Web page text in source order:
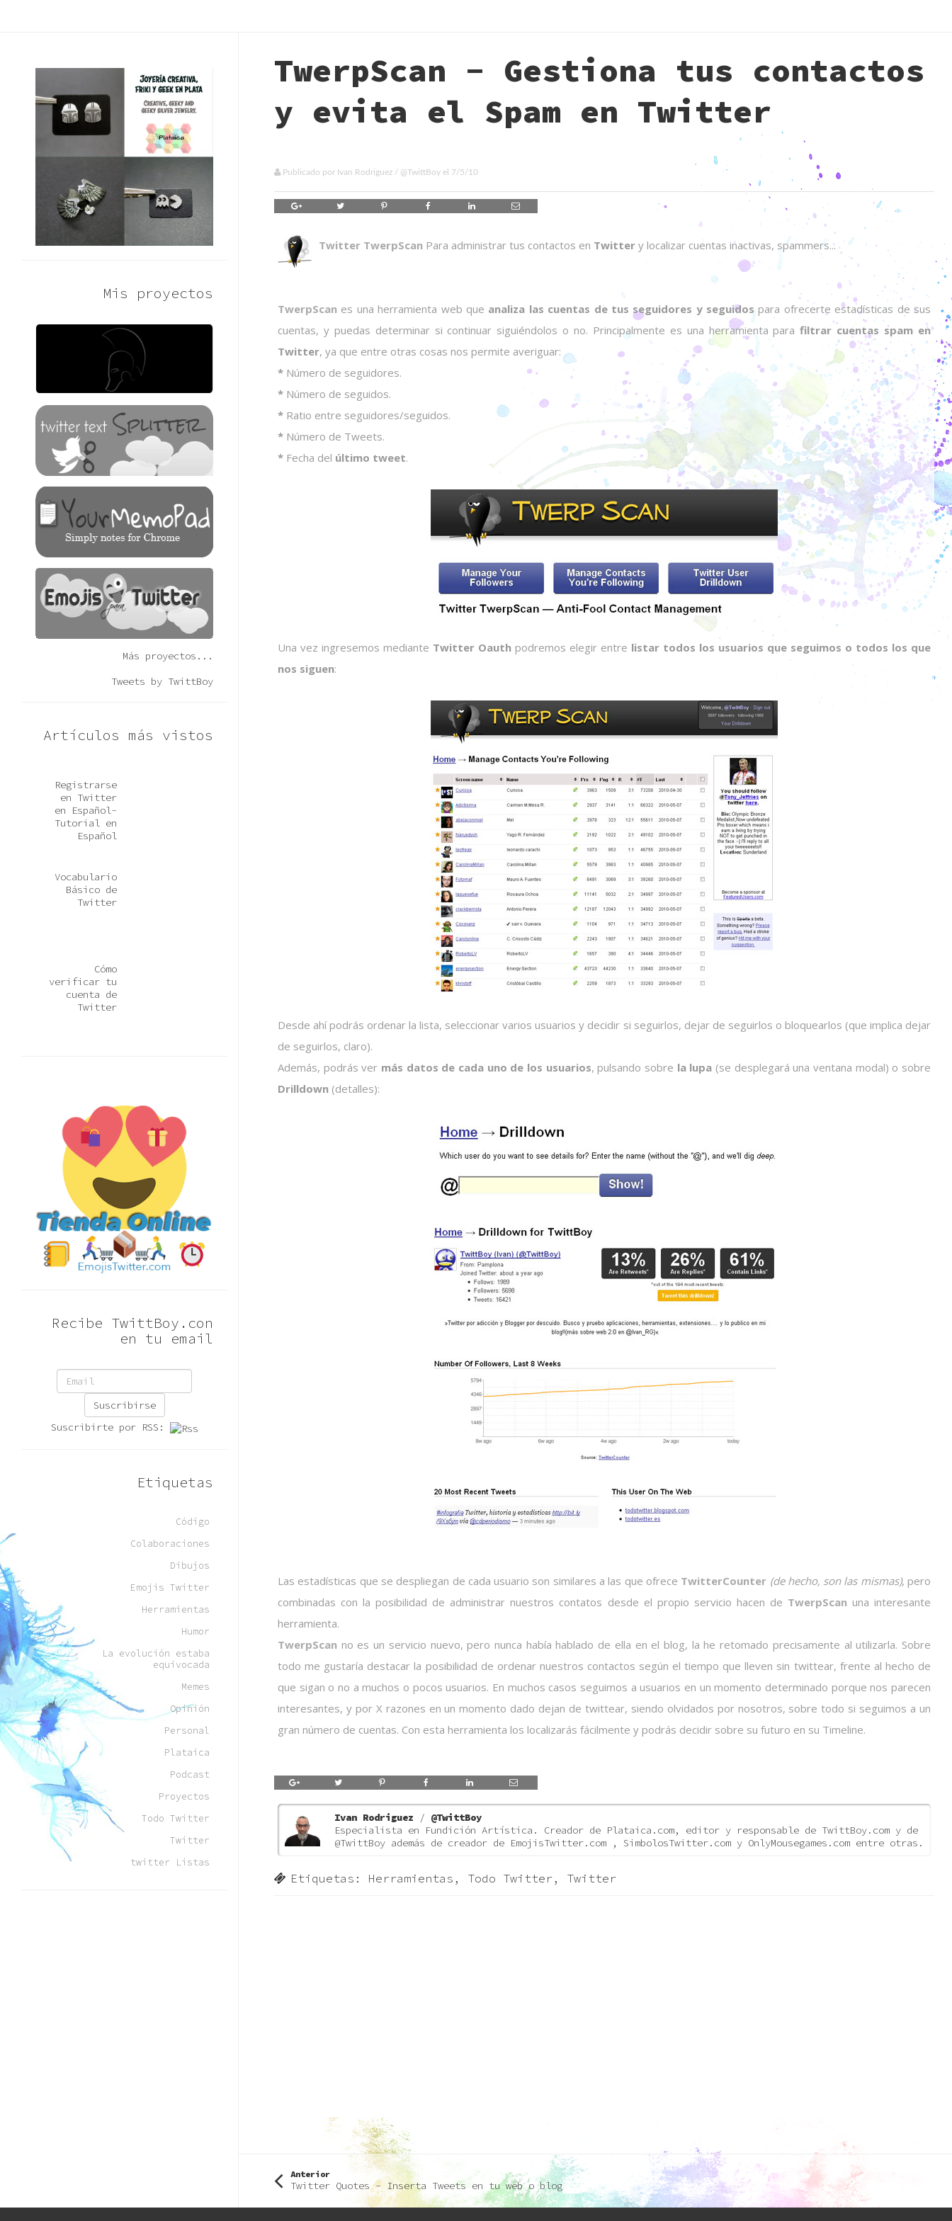
TwerpScan - Gestiona tus contactos
y evita el Spam en Twitter
Publicado por Ivan Rodriguez / @TwittBoy el 7/5/10
Twitter TwerpScan Para administrar tus contactos en Twitter y localizar cuentas inactivas, spammers...
TwerpScan es una herramienta web que analiza las cuentas de tus seguidores y seguidospara ofrecerte estadísticas de sus
cuentas, y puedas determinar si continuar siguiéndolos o no. Principalmente es una herramienta parafiltrar cuentas spam en
Twitter, ya que entre otras cosas nos permite averiguar:
* Número de seguidores.
* Número de seguidos.
* Ratio entre seguidores/seguidos.
* Número de Tweets.
* Fecha del último tweet.
Una vez ingresemos mediante Twitter Oauth podremos elegir entre listar todos los usuarios que seguimos o todos los que
nos siguen:
Desde ahí podrás ordenar la lista, seleccionar varios usuarios y decidir si seguirlos, dejar de seguirlos o bloquearlos (que implica dejar
de seguirlos, claro).
Además, podrás ver más datos de cada uno de los usuarios, pulsando sobre la lupa (se desplegará una ventana modal) o sobre
Drilldown (detalles):
Las estadísticas que se despliegan de cada usuario son similares a las que ofrece TwitterCounter (de hecho, son las mismas), pero
combinadas con la posibilidad de administrar nuestros contatos desde el propio servicio hacen de TwerpScanuna interesante
herramienta.
TwerpScan no es un servicio nuevo, pero nunca había hablado de ella en el blog, la he retomado precisamente al utilizarla. Sobre
todo me gustaría destacar la posibilidad de ordenar nuestros contactos según el tiempo que lleven sin twittear, frente al hecho de
que sigan o no a muchos o pocos usuarios. En muchos casos seguimos a usuarios en un momento determinado porque nos parecen
interesantes, y por X razones en un momento dado dejan de twittear, siendo olvidados por nosotros, sobre todo si seguimos a un
gran número de cuentas. Con esta herramienta los localizarás fácilmente y podrás decidir sobre su futuro en su Timeline.
Ivan Rodriguez / @TwittBoy
Especialista en Fundición Artística. Creador de Plataica.com, editor y responsable de TwittBoy.com y de
@TwittBoy además de creador de EmojisTwitter.com , SimbolosTwitter.com y OnlyMousegames.com entre otras.
Etiquetas: Herramientas, Todo Twitter, Twitter
Anterior
Twitter Quotes - Inserta Tweets en tu web o blog
Mis proyectos
Más proyectos...
Tweets by TwittBoy
Artículos más vistos
Registrarse
en Twitter
en Español-
Tutorial en
Español
Vocabulario
Básico de
Twitter
Cómo
verificar tu
cuenta de
Twitter
Recibe TwittBoy.con
en tu email
Suscribirse
Suscribirte por RSS:
Etiquetas
Código
Colaboraciones
Dibujos
Emojis Twitter
Herramientas
Humor
La evolución estaba
equivocada
Memes
Opinión
Personal
Plataica
Podcast
Proyectos
Todo Twitter
Twitter
twitter Listas